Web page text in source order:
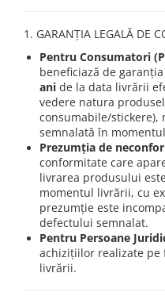
Sisteme afisaj
Bilingve
Depozite
Residence
Horeca
Statie GPL
1. GARANȚIA LEGALĂ DE
Pentru Consumatori
beneficiază de
ani de la data livrării
vedere natura
consumabile/
semnalată în
Prezumția de
conformitate care
livrarea produsului
momentul livrării, cu
prezumție este
defectului semnalat.
Pentru Persoane
achizițiilor realizate pe
livrării.